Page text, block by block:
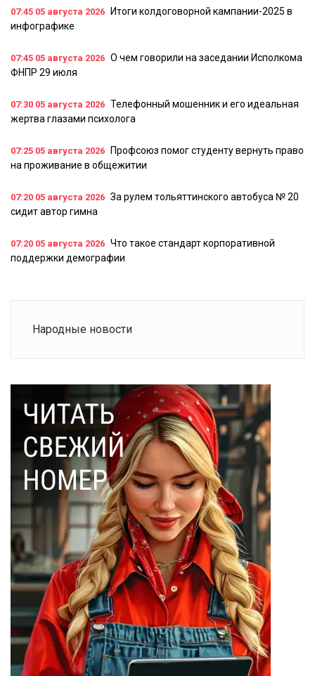
07:45 05 августа 2026
Итоги колдоговорной кампании-2025 в
инфографике
07:45 05 августа 2026 О чем говорили на заседании Исполкома
ФНПР 29 июля
07:30 05 августа 2026 Телефонный мошенник и его идеальная
жертва глазами психолога
07:25 05 августа 2026
Профсоюз помог студенту вернуть право
на проживание в общежитии
07:20 05 августа 2026 За рулем тольяттинского автобуса № 20
сидит автор гимна
07:20 05 августа 2026 Что такое стандарт корпоративной
поддержки демографии
Народные новости